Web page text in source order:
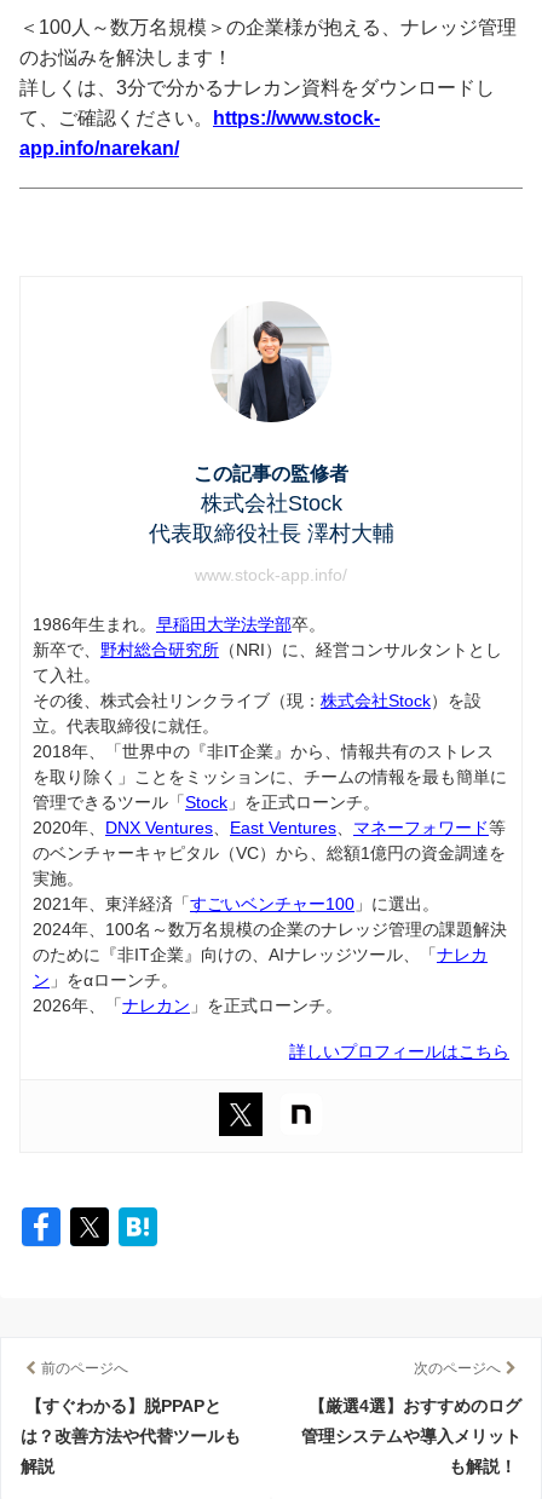
＜100人～数万名規模＞の企業様が抱える、ナレッジ管理
のお悩みを解決します！
詳しくは、3分で分かるナレカン資料をダウンロードし
て、ご確認ください。
https://www.stock-
app.info/narekan/
この記事の監修者
株式会社Stock
代表取締役社長 澤村大輔
www.stock-app.info/
1986年生まれ。 早稲田大学法学部卒。
新卒で、 野村総合研究所 （NRI）に、経営コンサルタントとし
て入社。
その後、株式会社リンクライブ（現： 株式会社Stock）を設
立。代表取締役に就任。
2018年、「世界中の『非IT企業』から、情報共有のストレス
を取り除く」ことをミッションに、チームの情報を最も簡単に
管理できるツール「Stock 」を正式ローンチ。
2020年、 DNX Ventures、 East Ventures、 マネーフォワード等
のベンチャーキャピタル（VC）から、総額1億円の資金調達を
実施。
2021年、東洋経済「すごいベンチャー100 」に選出。
2024年、100名～数万名規模の企業のナレッジ管理の課題解決
のために『非IT企業』向けの、AIナレッジツール、「ナレカ
ン 」をαローンチ。
2026年、「ナレカン 」を正式ローンチ。
詳しいプロフィールはこちら
前のページへ
【すぐわかる】脱PPAPと
は？改善方法や代替ツールも
解説
次のページへ
【厳選4選】おすすめのログ
管理システムや導入メリット
も解説！